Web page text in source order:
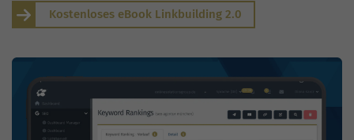
Kostenloses eBook Linkbuilding 2.0